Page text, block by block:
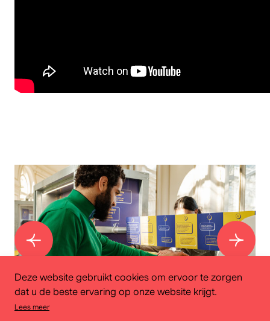
Deze website gebruikt cookies om ervoor te zorgen
dat u de beste ervaring op onze website krijgt.
Lees meer